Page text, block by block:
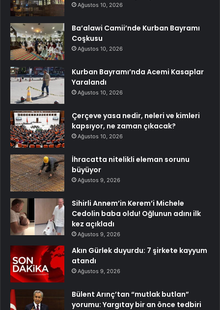
Ağustos 10, 2026
Ba’alawi Camii’nde Kurban Bayramı
Coşkusu
Ağustos 10, 2026
Kurban Bayramı’nda Acemi Kasaplar
Yaralandı
Ağustos 10, 2026
Çerçeve yasa nedir, neleri ve kimleri
kapsıyor, ne zaman çıkacak?
Ağustos 10, 2026
İhracatta nitelikli eleman sorunu
büyüyor
Ağustos 9, 2026
Sihirli Annem’in Kerem’i Michele
Cedolin baba oldu! Oğlunun adını ilk
kez açıkladı
Ağustos 9, 2026
Akın Gürlek duyurdu: 7 şirkete kayyum
atandı
Ağustos 9, 2026
Bülent Arınç’tan “mutlak butlan”
yorumu: Yargıtay bir an önce tedbiri